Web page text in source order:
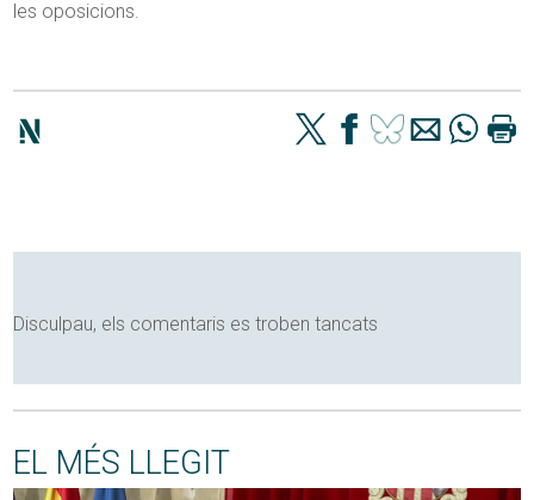
les oposicions.
Disculpau, els comentaris es troben tancats
EL MÉS LLEGIT